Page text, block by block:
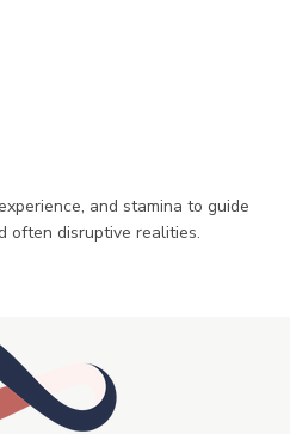
and stamina to guide
often disruptive realities.